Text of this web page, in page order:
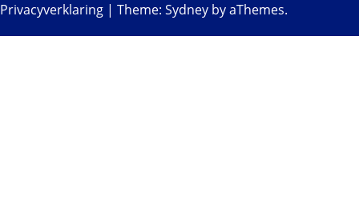
Privacyverklaring | Theme: Sydney by aThemes.